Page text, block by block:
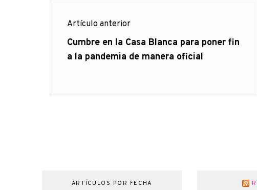
Navegación
de
Artículo anterior
Artículo
anterior
Cumbre en la Casa Blanca para poner fin
a la pandemia de manera oficial
ARTÍCULOS POR FECHA